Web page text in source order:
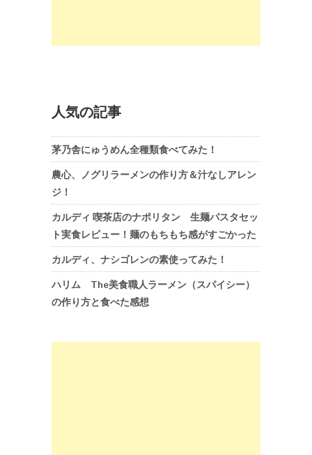
人気の記事
茅乃舎にゅうめん全種類食べてみた！
農心、ノグリラーメンの作り方＆汁なしアレン
ジ！
カルディ 喫茶店のナポリタン 生麺パスタセッ
ト実食レビュー！麺のもちもち感がすごかった
カルディ、ナシゴレンの素使ってみた！
ハリム The美食職人ラーメン（スパイシー）
の作り方と食べた感想